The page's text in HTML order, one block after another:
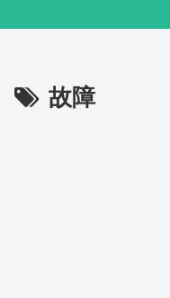
故障